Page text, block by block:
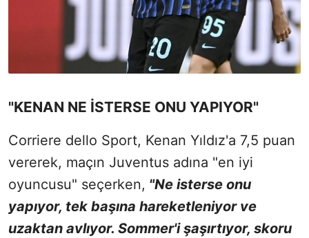
"KENAN NE İSTERSE ONU YAPIYOR"
Corriere dello Sport, Kenan Yıldız'a 7,5 puan
vererek, maçın Juventus adına "en iyi
oyuncusu" seçerken, "Ne isterse onu
yapıyor, tek başına hareketleniyor ve
uzaktan avlıyor. Sommer'i şaşırtıyor, skoru